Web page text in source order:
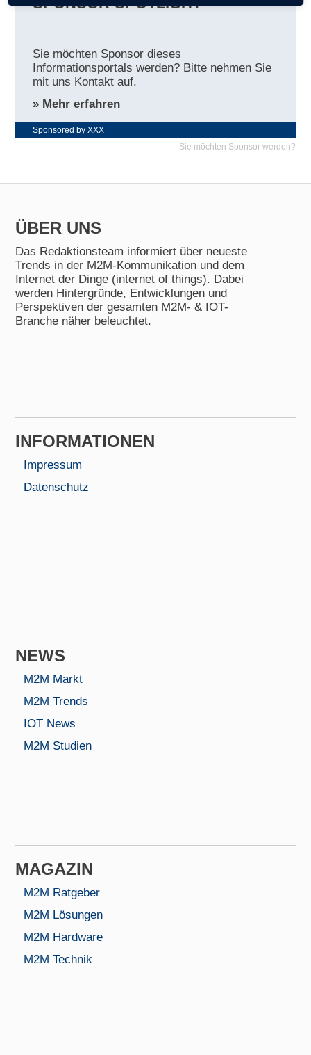
Sie möchten Sponsor dieses
Informationsportals werden? Bitte nehmen Sie
mit uns Kontakt auf.
» Mehr erfahren
Sponsored by XXX
Sie möchten Sponsor werden?
ÜBER UNS
Das Redaktionsteam informiert über neueste
Trends in der M2M-Kommunikation und dem
Internet der Dinge (internet of things). Dabei
werden Hintergründe, Entwicklungen und
Perspektiven der gesamten M2M- & IOT-
Branche näher beleuchtet.
INFORMA­TIONEN
Impressum
Datenschutz
NEWS
M2M Markt
M2M Trends
IOT News
M2M Studien
MAGAZIN
M2M Ratgeber
M2M Lösungen
M2M Hardware
M2M Technik